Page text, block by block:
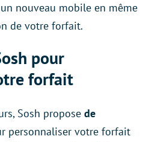
nouveau mobile en même
de votre forfait.
pour
forfait
Sosh propose de
personnaliser votre forfait